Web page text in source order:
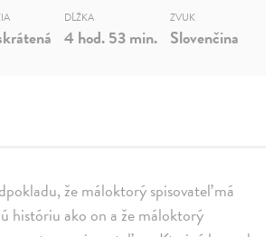
že máloktorý spisovateľ má
históriu ako on a že máloktorý
DĹŽKA
4 hod. 53 min.
ZVUK
Slovenčina